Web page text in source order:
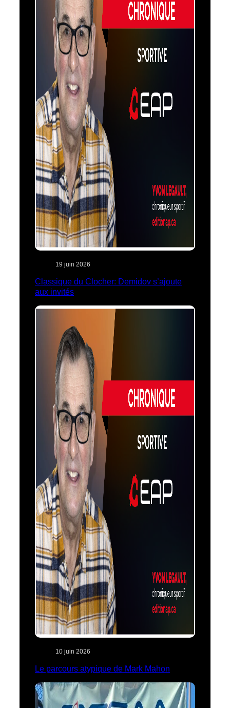
19 juin 2026
Classique du Clocher: Demidov s’ajoute
aux invités
10 juin 2026
Le parcours atypique de Mark Mahon